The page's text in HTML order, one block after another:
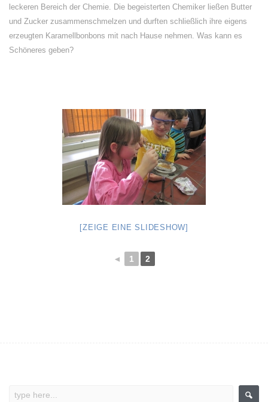
leckeren Bereich der Chemie. Die begeisterten Chemiker ließen Butter
und Zucker zusammenschmelzen und durften schließlich ihre eigens
erzeugten Karamellbonbons mit nach Hause nehmen. Was kann es
Schöneres geben?
[ZEIGE EINE SLIDESHOW]
◄ 1 2